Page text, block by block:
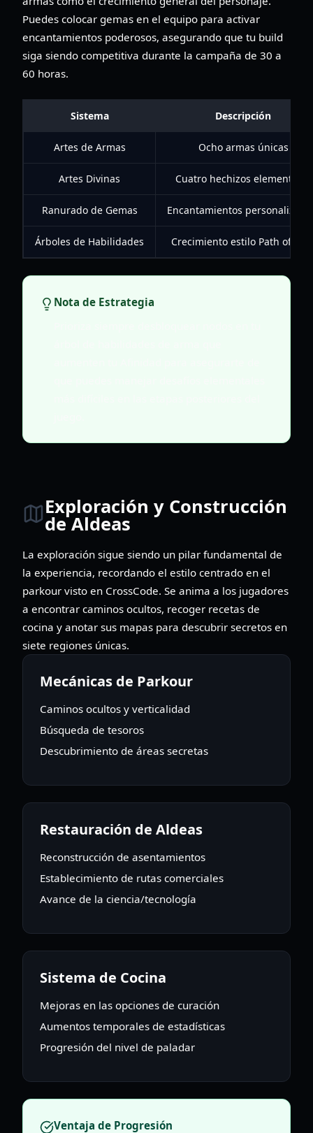
Puedes colocar gemas en el equipo para activar
encantamientos poderosos, asegurando que tu build
siga siendo competitiva durante la campaña de 30 a
60 horas.
Sistema Descripción
Artes de Armas Ocho armas únicas
Artes Divinas Cuatro hechizos elementales
Ranurado de Gemas Encantamientos
Árboles de Habilidades Crecimiento estilo Path of
Nota de Estrategia
Exploración y Construcción
de Aldeas
La exploración sigue siendo un pilar fundamental de
la experiencia, recordando el estilo centrado en el
parkour visto en CrossCode. Se anima a los jugadores
a encontrar caminos ocultos, recoger recetas de
cocina y anotar sus mapas para descubrir secretos en
siete regiones únicas.
Mecánicas de Parkour
Caminos ocultos y verticalidad
Búsqueda de tesoros
Descubrimiento de áreas secretas
Restauración de Aldeas
Reconstrucción de asentamientos
Establecimiento de rutas comerciales
Avance de la ciencia/tecnología
Sistema de Cocina
Mejoras en las opciones de curación
Aumentos temporales de estadísticas
Progresión del nivel de paladar
Ventaja de Progresión